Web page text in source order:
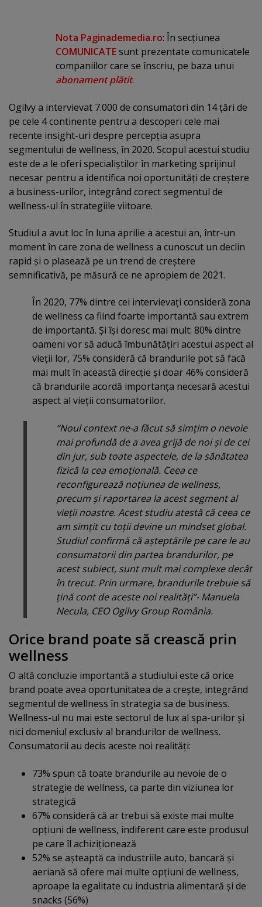
Nota Paginademedia.ro: În secţiunea
COMUNICATEsunt prezentate comunicatele
companiilor care se înscriu, pe baza unui
abonament plătit.
Ogilvy a intervievat 7.000 de consumatori din 14 ţări de
pe cele 4 continente pentru a descoperi cele mai
recente insight-uri despre percepţia asupra
segmentului de wellness, în 2020. Scopul acestui studiu
este de a le oferi specialiştilor în marketing sprijinul
necesar pentru a identifica noi oportunităţi de creştere
a business-urilor, integrând corect segmentul de
wellness-ul în strategiile viitoare.
Studiul a avut loc în luna aprilie a acestui an, într-un
moment în care zona de wellness a cunoscut un declin
rapid şi o plasează pe un trend de creştere
semnificativă, pe măsură ce ne apropiem de 2021.
În 2020, 77% dintre cei intervievaţi consideră zona
de wellness ca fiind foarte importantă sau extrem
de importantă. Şi îşi doresc mai mult: 80% dintre
oameni vor să aducă îmbunătăţiri acestui aspect al
vieţii lor, 75% consideră că brandurile pot să facă
mai mult în această direcţie şi doar 46% consideră
că brandurile acordă importanţa necesară acestui
aspect al vieţii consumatorilor.
“Noul context ne-a făcut să simţim o nevoie
mai profundă de a avea grijă de noi şi de cei
din jur, sub toate aspectele, de la sănătatea
fizică la cea emoţională. Ceea ce
reconfigurează noţiunea de wellness,
precum şi raportarea la acest segment al
vieţii noastre. Acest studiu atestă că ceea ce
am simţit cu toţii devine un mindset global.
Studiul confirmă că aşteptările pe care le au
consumatorii din partea brandurilor, pe
acest subiect, sunt mult mai complexe decât
în trecut. Prin urmare, brandurile trebuie să
ţină cont de aceste noi realităţi”- Manuela
Necula, CEO Ogilvy Group România.
Orice brand poate să crească prin
wellness
O altă concluzie importantă a studiului este că orice
brand poate avea oportunitatea de a creşte, integrând
segmentul de wellness în strategia sa de business.
Wellness-ul nu mai este sectorul de lux al spa-urilor şi
nici domeniul exclusiv al brandurilor de wellness.
Consumatorii au decis aceste noi realităţi:
73% spun că toate brandurile au nevoie de o
strategie de wellness, ca parte din viziunea lor
strategică
67% consideră că ar trebui să existe mai multe
opţiuni de wellness, indiferent care este produsul
pe care îl achiziţionează
52% se aşteaptă ca industriile auto, bancară şi
aeriană să ofere mai multe opţiuni de wellness,
aproape la egalitate cu industria alimentară şi de
snacks (56%)